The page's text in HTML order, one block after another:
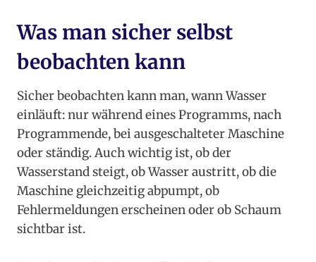
Was man sicher selbst
beobachten kann
Sicher beobachten kann man, wann Wasser
einläuft: nur während eines Programms, nach
Programmende, bei ausgeschalteter Maschine
oder ständig. Auch wichtig ist, ob der
Wasserstand steigt, ob Wasser austritt, ob die
Maschine gleichzeitig abpumpt, ob
Fehlermeldungen erscheinen oder ob Schaum
sichtbar ist.